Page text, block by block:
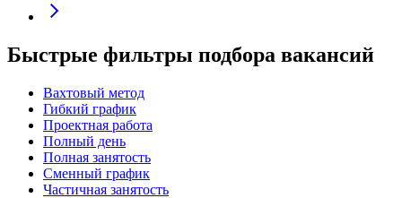
Быстрые фильтры подбора вакансий
Вахтовый метод
Гибкий график
Проектная работа
Полный день
Полная занятость
Сменный график
Частичная занятость